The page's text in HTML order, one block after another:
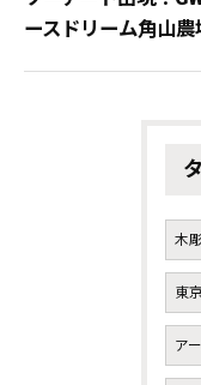
ースドリーム角山農
木
東
ア